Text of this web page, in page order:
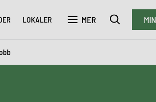
LOKALER MER